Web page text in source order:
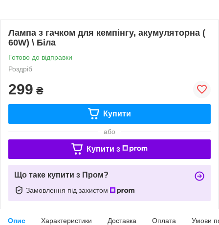
Лампа з гачком для кемпінгу, акумуляторна (
60W) \ Біла
Готово до відправки
Роздріб
299 ₴
Купити
або
Купити з
Що таке купити з Пром?
Замовлення під захистом
Опис Характеристики Доставка Оплата Умови